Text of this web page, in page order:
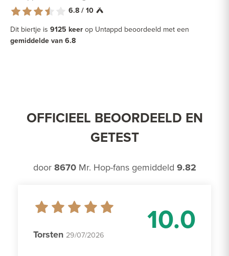
6.8 / 10
Dit biertje is 9125 keer op Untappd beoordeeld met een
gemiddelde van 6.8
OFFICIEEL BEOORDEELD EN
GETEST
door 8670Mr. Hop-fans gemiddeld 9.82
10.0
Torsten 29/07/2026